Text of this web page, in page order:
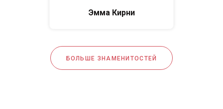
Эмма Кирни
БОЛЬШЕ ЗНАМЕНИТОСТЕЙ